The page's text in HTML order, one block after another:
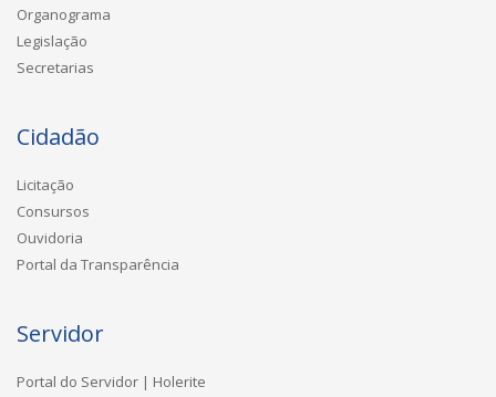
Organograma
Legislação
Secretarias
Cidadão
Licitação
Consursos
Ouvidoria
Portal da Transparência
Servidor
Portal do Servidor | Holerite